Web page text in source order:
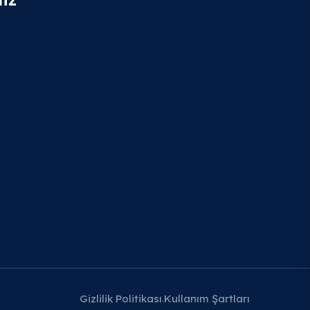
Gizlilik Politikası Kullanım Şartları